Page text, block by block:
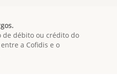
de débito ou crédito do
a Cofidis e o